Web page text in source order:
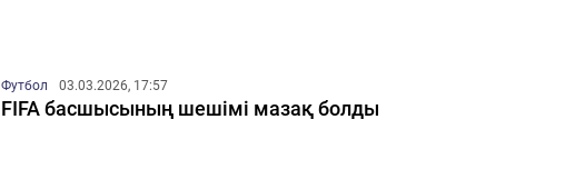
Футбол 03.03.2026, 17:57
FIFA басшысының шешімі мазақ болды